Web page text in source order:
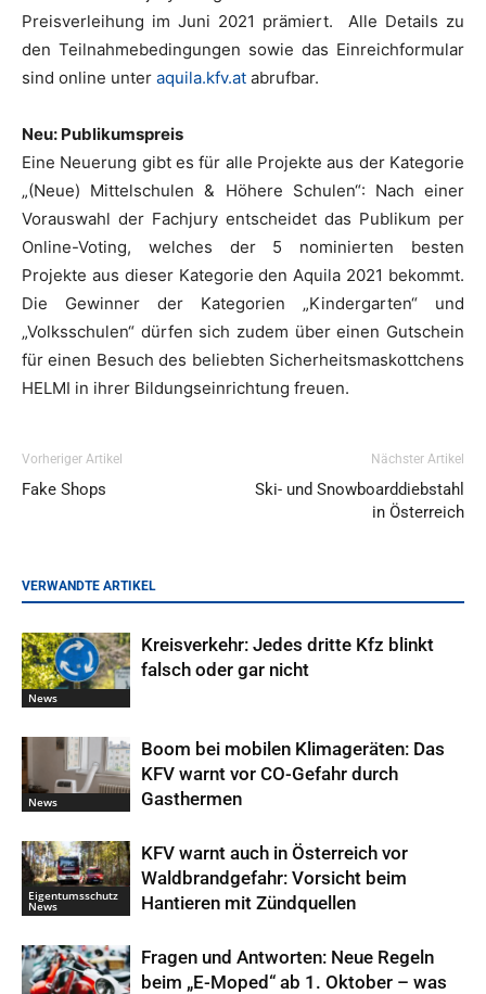
Preisverleihung im Juni 2021 prämiert. Alle Details zu
den Teilnahmebedingungen sowie das Einreichformular
sind online unter aquila.kfv.at abrufbar.
Neu: Publikumspreis
Eine Neuerung gibt es für alle Projekte aus der Kategorie
„(Neue) Mittelschulen & Höhere Schulen“: Nach einer
Vorauswahl der Fachjury entscheidet das Publikum per
Online-Voting, welches der 5 nominierten besten
Projekte aus dieser Kategorie den Aquila 2021 bekommt.
Die Gewinner der Kategorien „Kindergarten“ und
„Volksschulen“ dürfen sich zudem über einen Gutschein
für einen Besuch des beliebten Sicherheitsmaskottchens
HELMI in ihrer Bildungseinrichtung freuen.
Vorheriger Artikel
Fake Shops
Nächster Artikel
Ski- und Snowboarddiebstahl
in Österreich
VERWANDTE ARTIKEL
News
Kreisverkehr: Jedes dritte Kfz blinkt
falsch oder gar nicht
News
Boom bei mobilen Klimageräten: Das
KFV warnt vor CO-Gefahr durch
Gasthermen
Eigentumsschutz
News
KFV warnt auch in Österreich vor
Waldbrandgefahr: Vorsicht beim
Hantieren mit Zündquellen
Fragen und Antworten: Neue Regeln
beim „E-Moped“ ab 1. Oktober – was